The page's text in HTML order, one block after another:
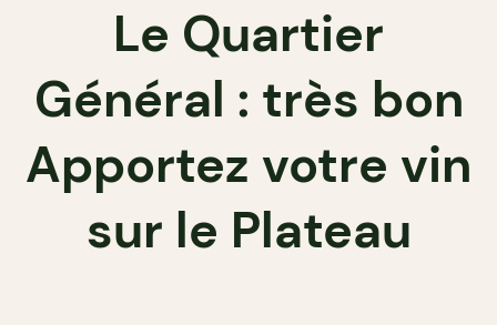
Le Quartier
Général : très bon
Apportez votre vin
sur le Plateau